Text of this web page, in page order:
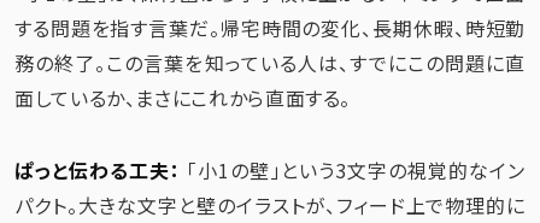
する問題を指す言葉だ。帰宅時間の変化、長期休暇、時短勤
務の終了。この言葉を知っている人は、すでにこの問題に直
面しているか、まさにこれから直面する。
ぱっと伝わる工夫： 「小1の壁」という3文字の視覚的なイン
パクト。大きな文字と壁のイラストが、フィード上で物理的に